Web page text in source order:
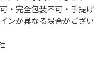
・完全包装不可・手提げ
が異なる場合がござい